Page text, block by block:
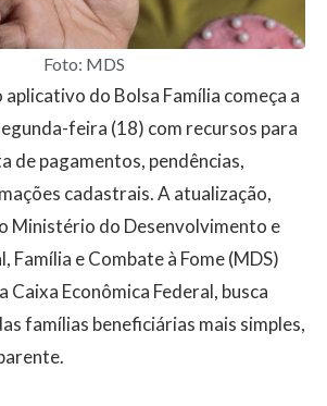
Foto: MDS
do Bolsa Família começa a
feira (18) com recursos para
de pagamentos, pendências,
cadastrais. A atualização,
Ministério do Desenvolvimento e
Família e Combate à Fome (MDS)
Caixa Econômica Federal, busca
famílias beneficiárias mais simples,